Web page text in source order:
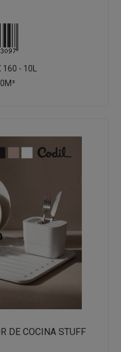
- 10L
DE COCINA STUFF